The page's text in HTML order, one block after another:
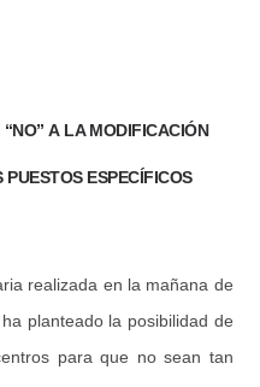
A LA MODIFICACIÓN
ESPECÍFICOS
realizada en la mañana de
planteado la posibilidad de
para que no sean tan